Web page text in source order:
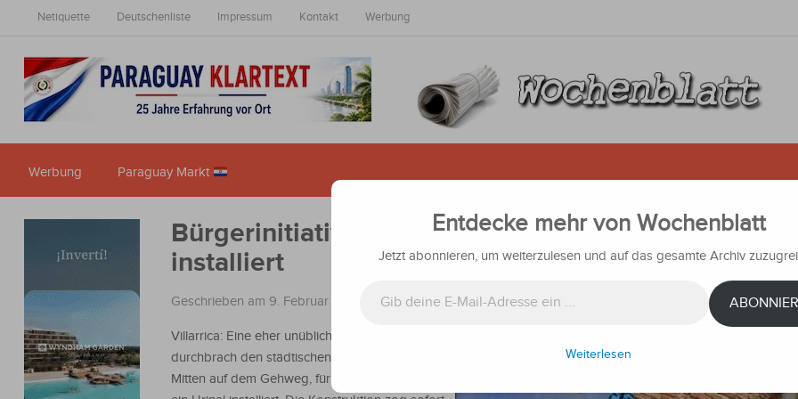
Netiquette Deutschenliste Impressum Kontakt Werbung
Werbung Paraguay Markt
Bürgerinitiative oder Scherz? Urinal auf offener
installiert
Geschrieben am 9. Februar 2026 Nachrichten
Villarrica: Eine eher unübliche Szene
durchbrach den städtischen Alltag in Iturbe:
Mitten auf dem Gehweg, für alle sichtbar, wurde
Entdecke mehr von Wochenblatt
Jetzt abonnieren, um weiterzulesen und auf das gesamte Archiv
Weiterlesen